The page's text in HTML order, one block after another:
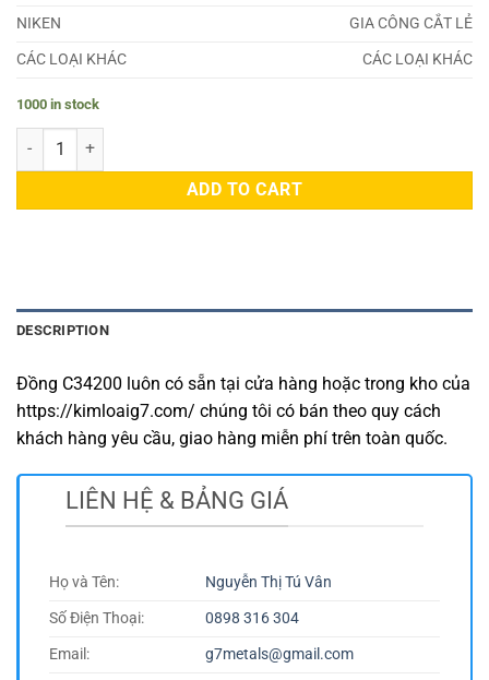
NIKEN
GIA CÔNG CẮT LẺ
CÁC LOẠI KHÁC
CÁC LOẠI KHÁC
1000 in stock
Đồng C34200 quantity
ADD TO CART
DESCRIPTION
Đồng C34200 luôn có sẵn tại cửa hàng hoặc trong kho của
https://kimloaig7.com/ chúng tôi có bán theo quy cách
khách hàng yêu cầu, giao hàng miễn phí trên toàn quốc.
LIÊN HỆ & BẢNG GIÁ
Họ và Tên:
Nguyễn Thị Tú Vân
Số Điện Thoại:
0898 316 304
Email:
g7metals@gmail.com